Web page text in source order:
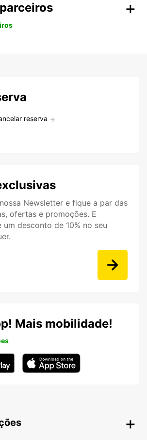
reserva
Newsletter e fique a par das
ofertas e promoções. E
um desconto de 10% no seu
Mais mobilidade!